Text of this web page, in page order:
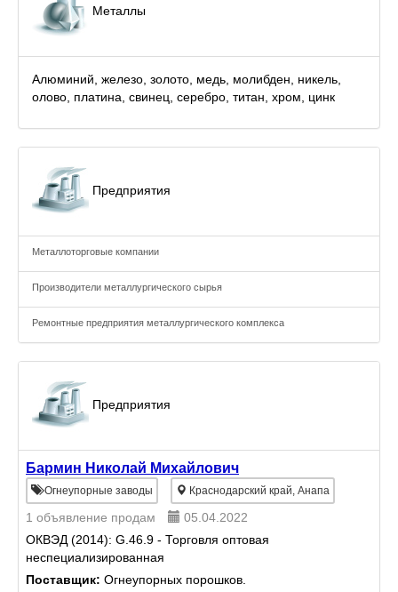
Металлы
Алюминий, железо, золото, медь, молибден, никель,
олово, платина, свинец, серебро, титан, хром, цинк
Предприятия
Металлоторговые компании
Производители металлургического сырья
Ремонтные предприятия металлургического комплекса
Предприятия
Бармин Николай Михайлович
Огнеупорные заводы Краснодарский край, Анапа
1 объявление продам
05.04.2022
ОКВЭД (2014): G.46.9 - Торговля оптовая
неспециализированная
Поставщик: Огнеупорных порошков.